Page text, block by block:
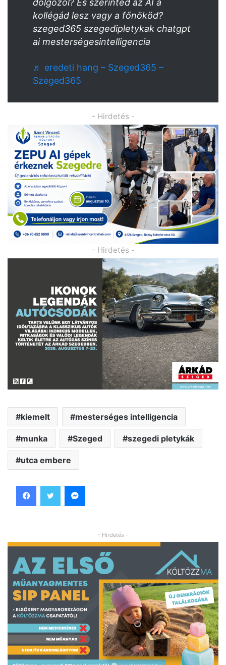
dolgozol? És szerinted az AI a
kollégád lesz vagy a főnököd?
szeged365 szegedipletykak chatgpt
ai mesterségesintelligencia
♬ eredeti hang – Szeged365 –
Szeged365
- Hirdetés -
- Hirdetés -
kiemelt mesterséges intelligencia
munka Szeged szegedi pletykák
utca embere
- Hirdetés -